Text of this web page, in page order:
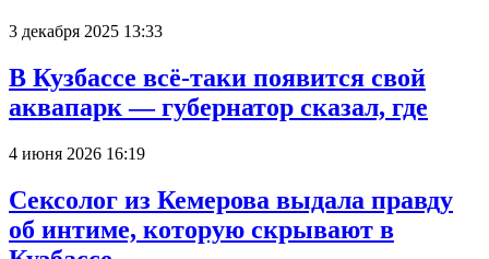
3 декабря 2025 13:33
В Кузбассе всё-таки появится свой
аквапарк — губернатор сказал, где
4 июня 2026 16:19
Сексолог из Кемерова выдала правду
об интиме, которую скрывают в